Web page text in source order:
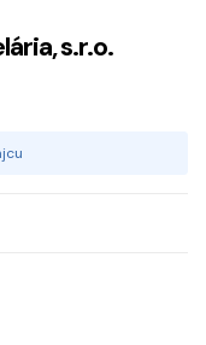
s.r.o.